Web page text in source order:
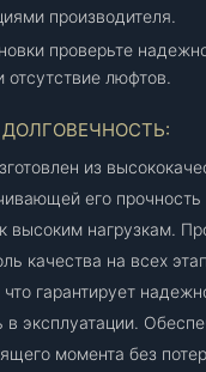
производителя.
проверьте
отсутствие люфтов.
из
его прочность
высоким нагрузкам.
качества на всех
гарантирует
в эксплуатации.
момента без